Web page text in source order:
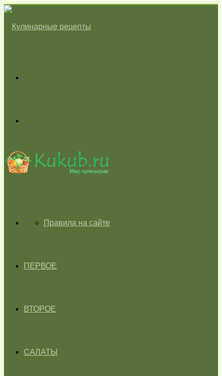
skin
ГЛАВНАЯПравила на сайте
ПЕРВОЕ
ВТОРОЕ
САЛАТЫ